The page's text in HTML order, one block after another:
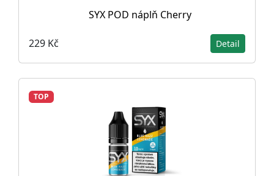
SYX POD náplň Cherry
229 Kč Detail
TOP